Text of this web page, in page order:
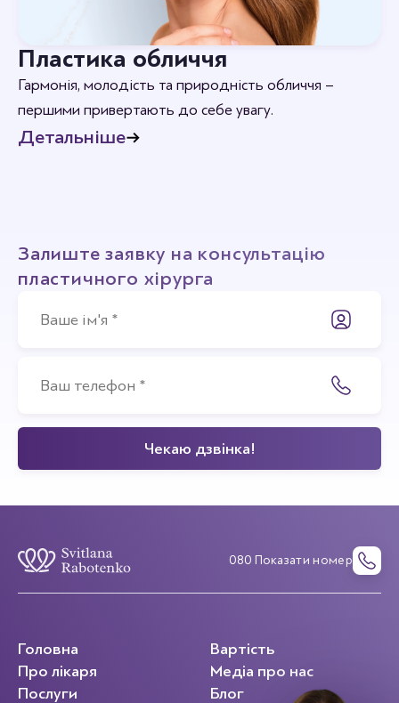
Пластика обличчя
Гармонія, молодість та природність обличчя –
першими привертають до себе увагу.
Детальніше
Залиште заявку на консультацію
пластичного хірурга
080 Показати номер
Головна
Про лікаря
Послуги
Вартість
Медіа про нас
Блог